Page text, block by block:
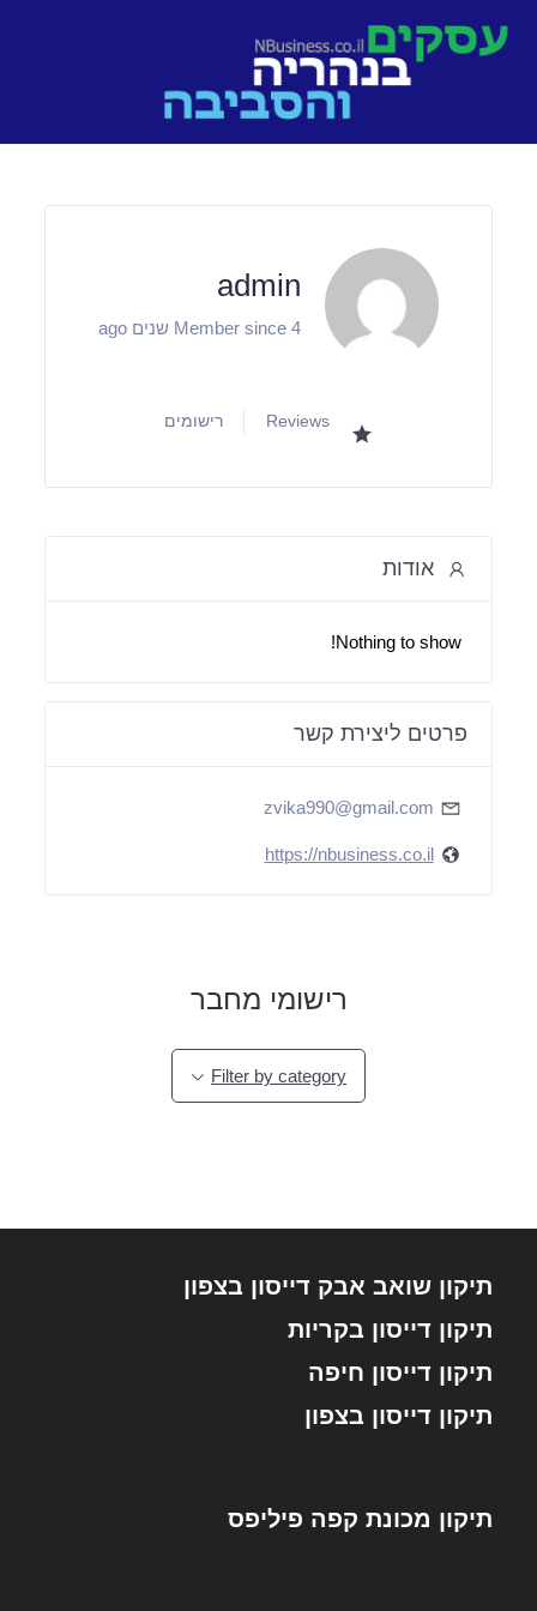
admin
Member since 4 שנים ago
Reviews רישומים
אודות
Nothing to show!
פרטים ליצירת קשר
zvika990@gmail.com
https://nbusiness.co.il
רישומי מחבר
Filter by category
תיקון שואב אבק דייסון בצפון
תיקון דייסון בקריות
תיקון דייסון חיפה
תיקון דייסון בצפון
תיקון מכונת קפה פיליפס